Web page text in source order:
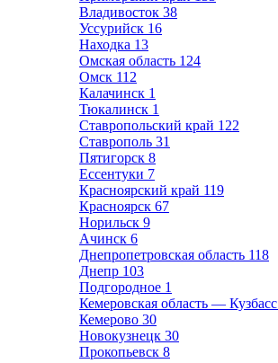
Владивосток 38
Уссурийск 16
Находка 13
Омская область 124
Омск 112
Калачинск 1
Тюкалинск 1
Ставропольский край 122
Ставрополь 31
Пятигорск 8
Ессентуки 7
Красноярский край 119
Красноярск 67
Норильск 9
Ачинск 6
Днепропетровская область 118
Днепр 103
Подгородное 1
Кемеровская область — Кузбасс
Кемерово 30
Новокузнецк 30
Прокопьевск 8